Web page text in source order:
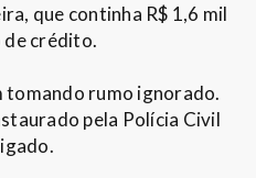
que continha R$ 1,6 mil
de crédito.
tomando rumo ignorado.
pela Polícia Civil